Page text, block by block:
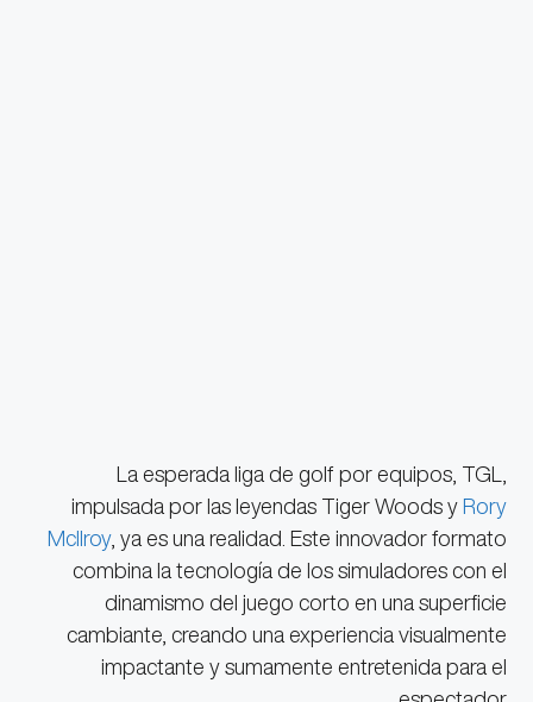
La esperada liga de golf por equipos, TGL,
impulsada por las leyendas Tiger Woods y Rory
McIlroy, ya es una realidad. Este innovador formato
combina la tecnología de los simuladores con el
dinamismo del juego corto en una superficie
cambiante, creando una experiencia visualmente
impactante y sumamente entretenida para el